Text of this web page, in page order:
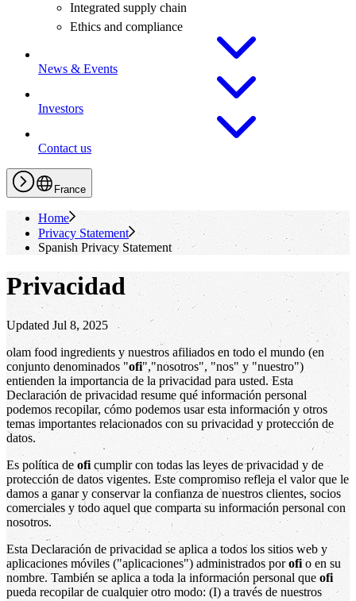
Integrated supply chain
Ethics and compliance
News & Events
Investors
Contact us
France
Home
Privacy Statement
Spanish Privacy Statement
Privacidad
Updated Jul 8, 2025
olam food ingredients y nuestros afiliados en todo el mundo (en
conjunto denominados "ofi","nosotros", "nos" y "nuestro")
entienden la importancia de la privacidad para usted. Esta
Declaración de privacidad resume qué información personal
podemos recopilar, cómo podemos usar esta información y otros
temas importantes relacionados con su privacidad y protección de
datos.
Es política de ofi cumplir con todas las leyes de privacidad y de
protección de datos vigentes. Este compromiso refleja el valor que le
damos a ganar y conservar la confianza de nuestros clientes, socios
comerciales y todo aquel que comparta su información personal con
nosotros.
Esta Declaración de privacidad se aplica a todos los sitios web y
aplicaciones móviles ("aplicaciones") administrados porofio en su
nombre. También se aplica a toda la información personal que ofi
pueda recopilar de cualquier otro modo: (I) a través de nuestros